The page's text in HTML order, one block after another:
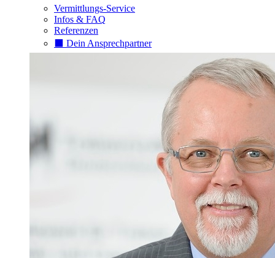
Vermittlungs-Service
Infos & FAQ
Referenzen
⬛️ Dein Ansprechpartner